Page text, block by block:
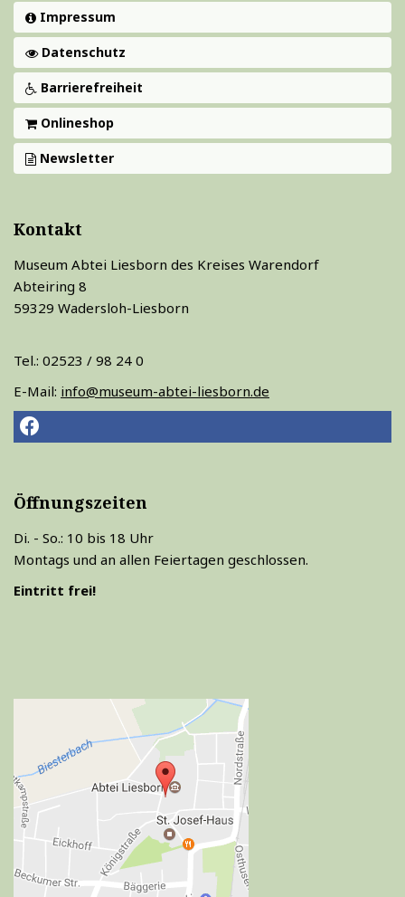
Impressum
Datenschutz
Barrierefreiheit
Onlineshop
Newsletter
Kontakt
Museum Abtei Liesborn des Kreises Warendorf
Abteiring 8
59329 Wadersloh-Liesborn
Tel.: 02523 / 98 24 0
E-Mail: info@museum-abtei-liesborn.de
Öffnungszeiten
Di. - So.: 10 bis 18 Uhr
Montags und an allen Feiertagen geschlossen.
Eintritt frei!